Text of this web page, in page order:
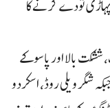
پہاڑی تودے گرنے کا
بالا اور پاسو کے
شگر ویلی روڈ، اسکردو